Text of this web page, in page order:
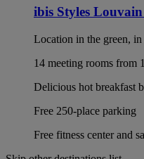
ibis Styles
Location in the green,
14 meeting rooms from
Delicious hot breakfast
Free 250-place parking
Free fitness center and